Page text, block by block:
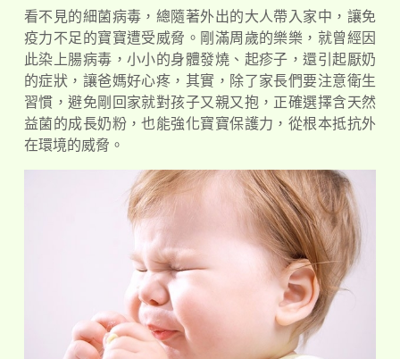
看不見的細菌病毒，總隨著外出的大人帶入家中，讓免
疫力不足的寶寶遭受威脅。剛滿周歲的樂樂，就曾經因
此染上腸病毒，小小的身體發燒、起疹子，還引起厭奶
的症狀，讓爸媽好心疼，其實，除了家長們要注意衛生
習慣，避免剛回家就對孩子又親又抱，正確選擇含天然
益菌的成長奶粉，也能強化寶寶保護力，從根本抵抗外
在環境的威脅。